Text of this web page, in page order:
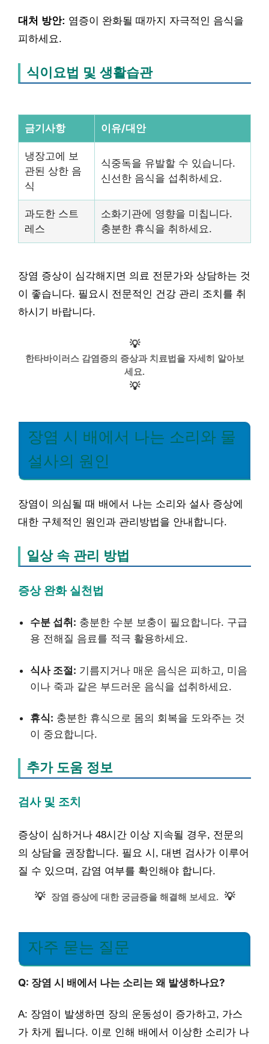
대처 방안: 염증이 완화될 때까지 자극적인 음식을
피하세요.
식이요법 및 생활습관
금기사항 이유/대안
냉장고에 보
관된 상한 음
식
식중독을 유발할 수 있습니다.
신선한 음식을 섭취하세요.
과도한 스트
레스
소화기관에 영향을 미칩니다.
충분한 휴식을 취하세요.
장염 증상이 심각해지면 의료 전문가와 상담하는 것
이 좋습니다. 필요시 전문적인 건강 관리 조치를 취
하시기 바랍니다.
💡
한타바이러스 감염증의 증상과 치료법을 자세히 알아보
세요.
💡
장염 시 배에서 나는 소리와 물
설사의 원인
장염이 의심될 때 배에서 나는 소리와 설사 증상에
대한 구체적인 원인과 관리방법을 안내합니다.
일상 속 관리 방법
증상 완화 실천법
수분 섭취: 충분한 수분 보충이 필요합니다. 구급
용 전해질 음료를 적극 활용하세요.
식사 조절: 기름지거나 매운 음식은 피하고, 미음
이나 죽과 같은 부드러운 음식을 섭취하세요.
휴식: 충분한 휴식으로 몸의 회복을 도와주는 것
이 중요합니다.
추가 도움 정보
검사 및 조치
증상이 심하거나 48시간 이상 지속될 경우, 전문의
의 상담을 권장합니다. 필요 시, 대변 검사가 이루어
질 수 있으며, 감염 여부를 확인해야 합니다.
💡 장염 증상에 대한 궁금증을 해결해 보세요. 💡
자주 묻는 질문
Q: 장염 시 배에서 나는 소리는 왜 발생하나요?
A: 장염이 발생하면 장의 운동성이 증가하고, 가스
가 차게 됩니다. 이로 인해 배에서 이상한 소리가 나